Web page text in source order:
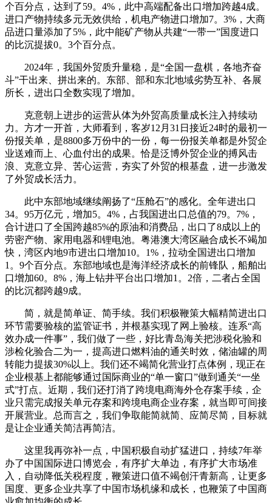
个百分点，达到了59。4%，此中高端配备出口增加跨越4成。
进口产物持续多元无效供给，机电产物进口增加7。3%，大商
品进口量添加了5%，此中能矿产物从共建“一带一”国度进口
的比沉提拔0。3个百分点。
2024年，我国外贸质升量稳，是“全国一盘棋，各地齐奋
斗”干出来、拼出来的。东部、部和东北地域劣势互补、各展
所长，进出口全数实现了增加。
克意朝上进步的运营从体为外贸高质量成长注入持续动
力。方才一开首，大师看到，客岁12月31日接近24时的最初一
份报关单，是8800多万份中的一份，每一份报关单都是外贸企
业送难而上、心血付出的成果。恰是泛博外贸企业的搏风击
浪、克意立异、苦心运营，夯实了外贸的根基盘，进一步激发
了外贸成长活力。
此中东部地域继续阐扬了“压舱石”的感化。全年进出口
34。95万亿元，增加5。4%，占我国进出口总值的79。7%，
合计进口了全国跨越85%的原油和消费品，出口了8成以上的
劳密产物、家用电器和锂电池。粤港澳大湾区融合成长不竭加
快，湾区内地9市进出口增加10。1%，拉动全国进出口增加
1。9个百分点。东部地域也是海洋经济成长的前锋队，船舶出
口增加60。8%，海上钻井平台出口增加1。2倍，二者占全国
的比沉都跨越9成。
简，就是简单证、简手续。我们积极鞭策大幅精简进出口
环节需要验核的监管证书，并根基实现了网上验核。连系“高
效办成一件事”，我们做了一些，好比青岛海关把涉税化验和
涉检化验合二为一，提高进口燃料油的通关时效，储油罐的周
转能力提拔30%以上。我们还不竭简化营业打点体例，现正在
企业根基上都能够通过国际商业的“单一窗口”做到通关“一坐
式”打点。近期，我们还打消了跨境电商海外仓存案手续，企
业只需完成报关单元存案和跨境电商企业存案，就当即可间接
开展营业。总而言之，我们争取能简就简、应简尽简，目标就
是让企业通关简洁再简洁。
这里我再弥补一点，中国积极自动扩猛进口，持续7年举
办了中国国际进口博览会，有序扩大单边，有序扩大市场准
入，自动降低关税程度，鞭策进口值不竭创汗青新高，让更多
国度、更多企业共享了中国市场机缘和成长，也鞭策了中国商